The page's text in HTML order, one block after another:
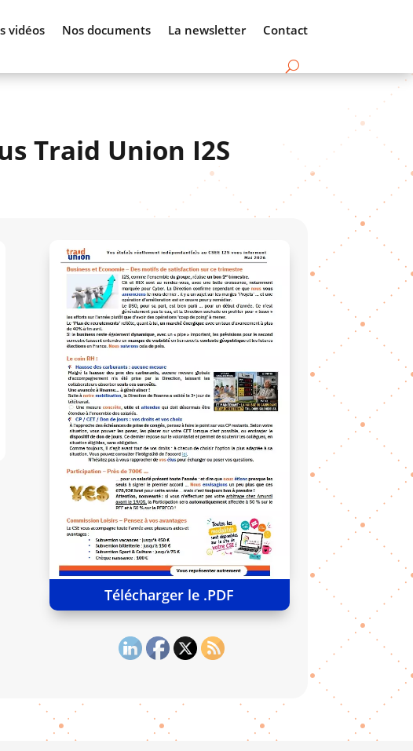
vidéos Nos documents La newsletter Contact
Traid Union I2S
Télécharger le .PDF